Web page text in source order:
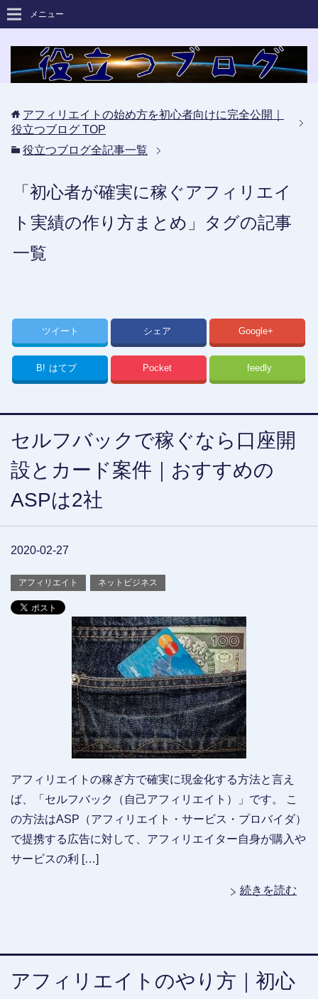
メニュー
アフィリエイトの始め方を初心者向けに完全公開｜
役立つブログ TOP
役立つブログ全記事一覧
「初心者が確実に稼ぐアフィリエイ
ト実績の作り方まとめ」タグの記事
一覧
ツイート シェア Google+
B! はてブ Pocket feedly
セルフバックで稼ぐなら口座開
設とカード案件｜おすすめの
ASPは2社
2020-02-27
アフィリエイト ネットビジネス
アフィリエイトの稼ぎ方で確実に現金化する方法と言え
ば、「セルフバック（自己アフィリエイト）」です。 こ
の方法はASP（アフィリエイト・サービス・プロバイダ）
で提携する広告に対して、アフィリエイター自身が購入や
サービスの利 […]
続きを読む
アフィリエイトのやり方｜初心